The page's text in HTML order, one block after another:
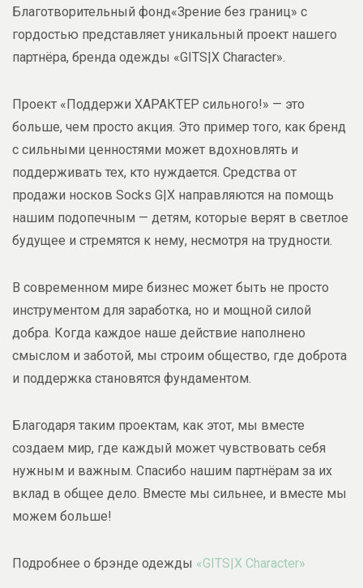
Благотворительный фонд«Зрение без границ» с
гордостью представляет уникальный проект нашего
партнёра, бренда одежды «GITS|X Character».
Проект «Поддержи ХАРАКТЕР сильного!» — это
больше, чем просто акция. Это пример того, как бренд
с сильными ценностями может вдохновлять и
поддерживать тех, кто нуждается. Средства от
продажи носков Socks G|X направляются на помощь
нашим подопечным — детям, которые верят в светлое
будущее и стремятся к нему, несмотря на трудности.
В современном мире бизнес может быть не просто
инструментом для заработка, но и мощной силой
добра. Когда каждое наше действие наполнено
смыслом и заботой, мы строим общество, где доброта
и поддержка становятся фундаментом.
Благодаря таким проектам, как этот, мы вместе
создаем мир, где каждый может чувствовать себя
нужным и важным. Спасибо нашим партнёрам за их
вклад в общее дело. Вместе мы сильнее, и вместе мы
можем больше!
Подробнее о брэнде одежды «GITS|X Character»